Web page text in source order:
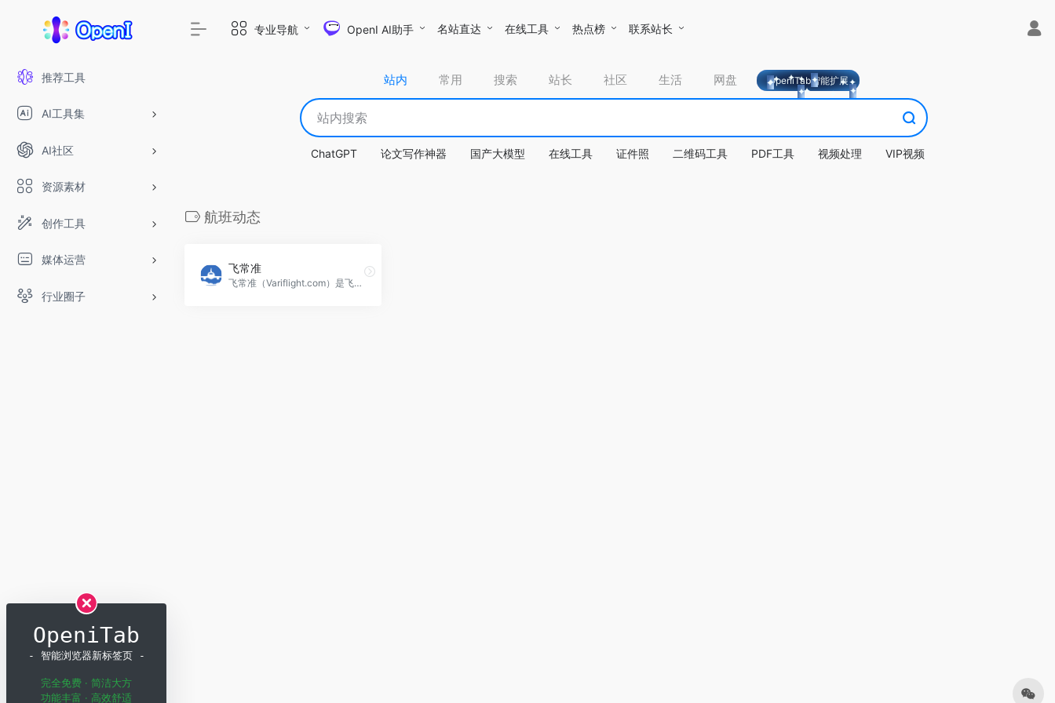
推荐工具
AI工具集
AI社区
资源素材
创作工具
媒体运营
行业圈子
专业导航 OpenI AI助手 名站直达 在线工具 热点榜 联系站长
站内 常用 搜索 站长 社区 生活 网盘 OpeniTab智能扩展
ChatGPT 论文写作神器 国产大模型 在线工具 证件照 二维码工具 PDF工具 视频处理 VIP视频
航班动态
飞常准
飞常准（Variflight.com）是飞友科技旗下的全球领先航班数据服务平台，提供航班动态查询、延误预报和点评等专业功能，助力旅客获取实时航班信息。
OpeniTab
- 智能浏览器新标签页 -
完全免费 · 简洁大方
功能丰富 · 高效舒适